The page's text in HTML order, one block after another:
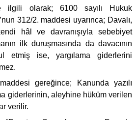
ilgili olarak; 6100 sayılı Hukuk
312/2. maddesi uyarınca; Davalı,
hâl ve davranışıyla sebebiyet
ilk duruşmasında da davacının
etmiş ise, yargılama giderlerini
gereğince; Kanunda yazılı
giderlerinin, aleyhine hüküm verilen
verilir.